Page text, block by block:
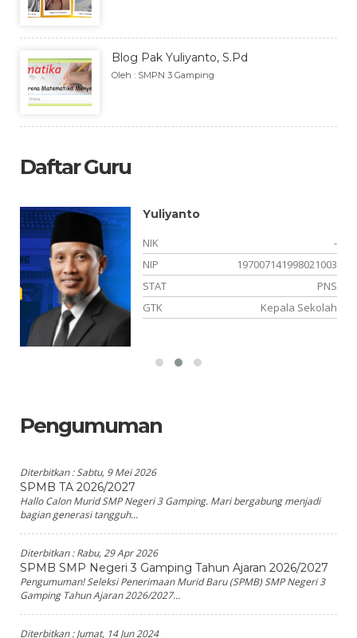
Blog Pak Yuliyanto, S.Pd
Oleh : SMPN 3 Gamping
Daftar Guru
Yuliyanto
NIK
-
NIP
197007141998021003
STAT
PNS
GTK
Kepala Sekolah
Pengumuman
Diterbitkan :Sabtu, 9 Mei 2026
SPMB TA 2026/2027
Hallo Calon Murid SMP Negeri 3 Gamping. Mari bergabung menjadi
bagian generasi tangguh...
Diterbitkan :Rabu, 29 Apr 2026
SPMB SMP Negeri 3 Gamping Tahun Ajaran 2026/2027
Pengumuman! Seleksi Penerimaan Murid Baru (SPMB) SMP Negeri 3
Gamping Tahun Ajaran 2026/2027...
Diterbitkan :Jumat, 14 Jun 2024